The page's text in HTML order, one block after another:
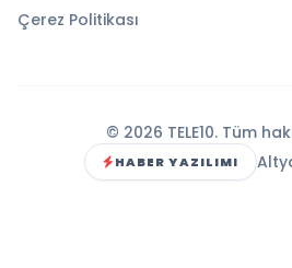
Çerez Politikası
© 2026 TELE10. Tüm
HABER YAZILIMI